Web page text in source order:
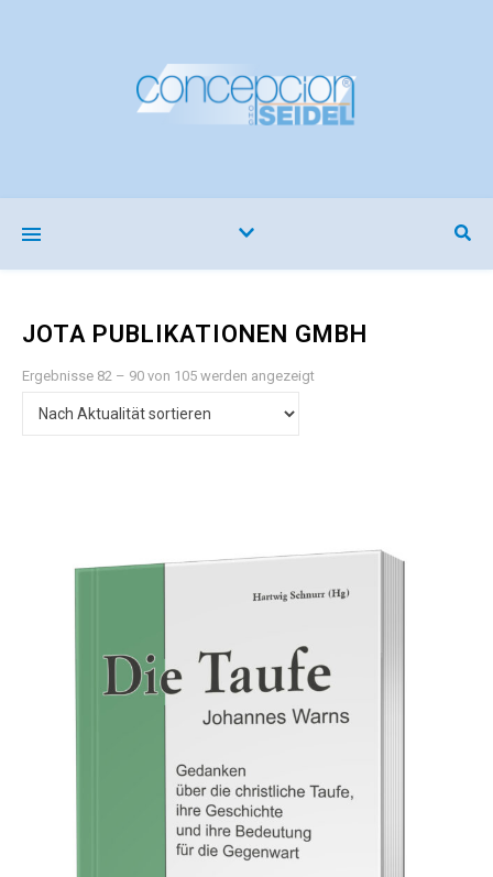
JOTA PUBLIKATIONEN GMBH
Ergebnisse 82 – 90 von 105 werden angezeigtNach Aktualität sortiert